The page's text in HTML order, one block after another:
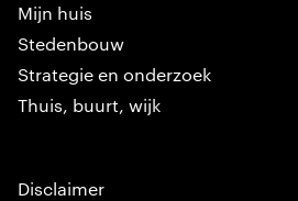
Mijn huis
Stedenbouw
Strategie en onderzoek
Thuis, buurt, wijk
Disclaimer